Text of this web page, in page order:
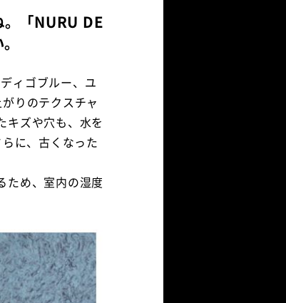
「NURU DE
ィゴブルー、ユ
りのテクスチャ
キズや穴も、水を
に、古くなった
ため、室内の湿度